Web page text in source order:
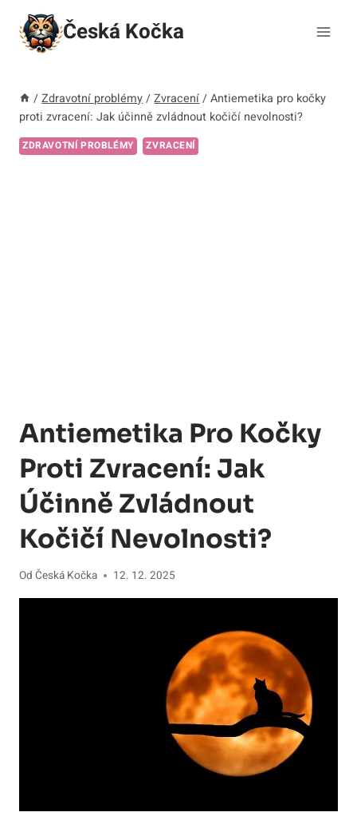
Přeskočit
obsah
Česká Kočka
/ Zdravotní problémy / Zvracení / Antiemetika pro kočky
proti zvracení: Jak účinně zvládnout kočičí nevolnosti?
ZDRAVOTNÍ PROBLÉMY ZVRACENÍ
Antiemetika Pro Kočky
Proti Zvracení: Jak
Účinně Zvládnout
Kočičí Nevolnosti?
Od Česká Kočka 12. 12. 2025